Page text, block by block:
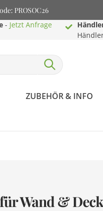
PROSOC26
- Jetzt Anfrage
ZUBEHÖR & INFO
Wand &